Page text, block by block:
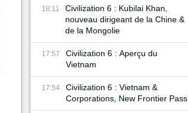
18:11
Civilization 6 : Kubilai Khan,
nouveau dirigeant de la Chine &
de la Mongolie
17:57
Civilization 6 : Aperçu du
Vietnam
17:54
Civilization 6 : Vietnam &
Corporations, New Frontier Pass